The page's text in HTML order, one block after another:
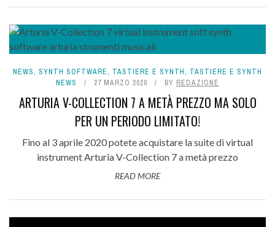
NEWS, SYNTH SOFTWARE, TASTIERE E SYNTH, TASTIERE E SYNTH
NEWS
27 MARZO 2020 BY REDAZIONE
ARTURIA V-COLLECTION 7 A METÀ PREZZO MA SOLO
PER UN PERIODO LIMITATO!
Fino al 3 aprile 2020 potete acquistare la suite di virtual
instrument Arturia V-Collection 7 a metà prezzo
READ MORE